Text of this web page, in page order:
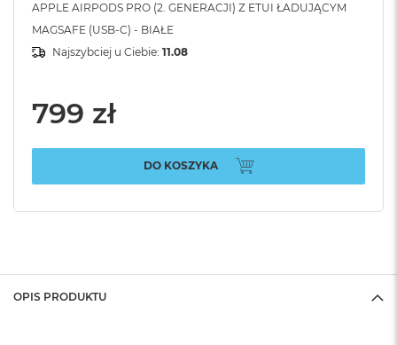
APPLE AIRPODS PRO (2. GENERACJI) Z ETUI ŁADUJĄCYM
MAGSAFE (USB-C) - BIAŁE
Najszybciej u Ciebie: 11.08
799 zł
DO KOSZYKA
OPIS PRODUKTU